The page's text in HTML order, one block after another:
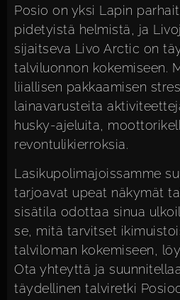
Posio on yksi Lapin
pidetyistä helmistä, ja
sijaitseva Livo Arctic on
talviluonnon kokemiseen.
liiallisen pakkaamisen
lainavarusteita
husky-ajeluita,
revontulikierroksia.
Lasikupolimajoissamme
tarjoavat upeat näkymät
sisätila odottaa sinua
se, mitä tarvitset
talviloman kokemiseen,
Ota yhteyttä ja
täydellinen talviretki